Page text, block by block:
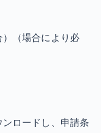
（場合により必
ロードし、申請条